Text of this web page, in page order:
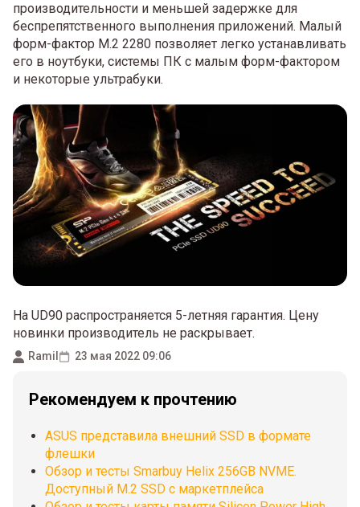
производительности и меньшей задержке для
беспрепятственного выполнения приложений. Малый
форм-фактор M.2 2280 позволяет легко устанавливать
его в ноутбуки, системы ПК с малым форм-фактором
и некоторые ультрабуки.
На UD90 распространяется 5-летняя гарантия. Цену
новинки производитель не раскрывает.
Ramil 23 мая 2022 09:06
Рекомендуем к прочтению
ASUS представила внешний SSD в формате
флешки
Обзор и тесты Smarbuy Helix 256GB NVME.
Доступный М.2 SSD с маркетплейса